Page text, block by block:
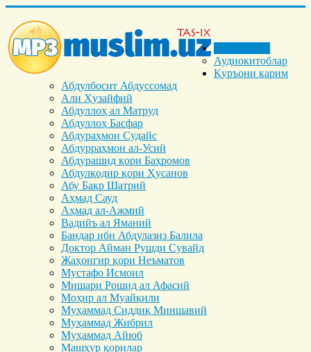
Аудиокитоблар
Қуръони карим
Абдулбосит Абдуссомад
Али Ҳузайфий
Абдуллоҳ ал Матруд
Абдуллоҳ Басфар
Абдураҳмон Судайс
Абдурраҳмон ал-Усий
Абдурашид қори Баҳромов
Абдулқодир қори Ҳусанов
Абу Бакр Шатрий
Аҳмад Сауд
Аҳмад ал-Ажмий
Вадийъ ал Яманий
Бандар ибн Абдулазиз Балила
Доктор Айман Рушди Сувайд
Жаҳонгир қори Неъматов
Мустафо Исмоил
Мишари Рошид ал Афасий
Моҳир ал Муайқили
Муҳаммад Cиддиқ Миншавий
Муҳаммад Жибрил
Муҳаммад Айюб
Машҳур қорилар